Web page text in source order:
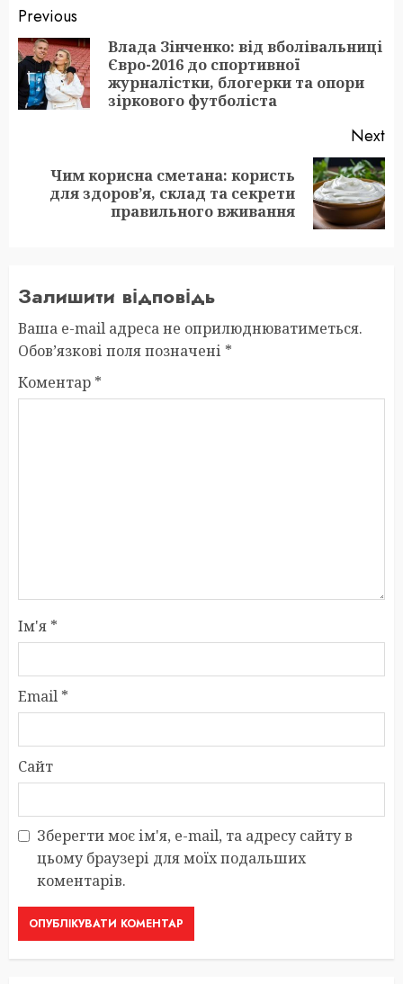
Post
navigation
Previous
Влада Зінченко: від вболівальниці
Євро-2016 до спортивної
журналістки, блогерки та опори
зіркового футболіста
Next
Next
Чим корисна сметана: користь
для здоров’я, склад та секрети
правильного вживання
Залишити відповідь
Ваша e-mail адреса не оприлюднюватиметься.
Обов’язкові поля позначені *
Коментар *
Ім'я *
Email *
Сайт
Зберегти моє ім'я, e-mail, та адресу сайту в
цьому браузері для моїх подальших
коментарів.